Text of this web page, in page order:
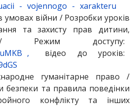
- vojennogo - xarakteru
війни / Розробки уроків
та захисту прав дитини,
Режим доступу:
,
відео до уроків:
гуманітарне право /
безпеки та правила поведінки
конфлікту та інших